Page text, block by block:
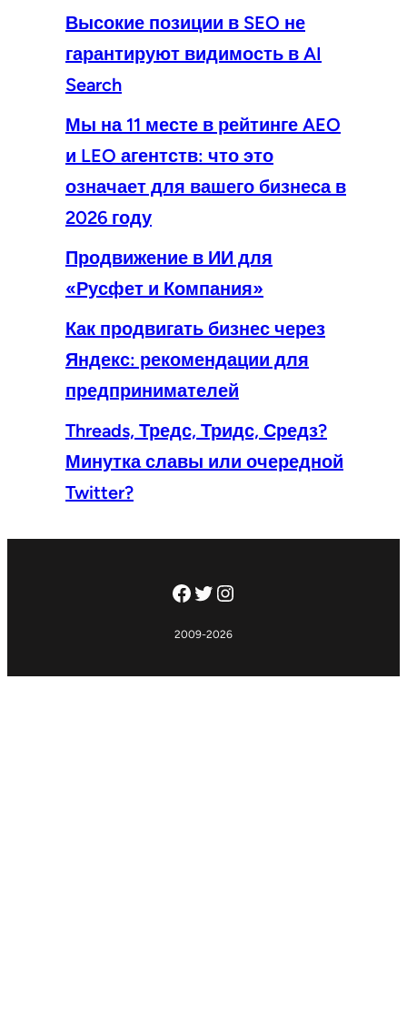
Высокие позиции в SEO не
гарантируют видимость в AI
Search
Мы на 11 месте в рейтинге AEO
и LEO агентств: что это
означает для вашего бизнеса в
2026 году
Продвижение в ИИ для
«Русфет и Компания»
Как продвигать бизнес через
Яндекс: рекомендации для
предпринимателей
Threads, Тредс, Тридс, Средз?
Минутка славы или очередной
Twitter?
Facebook
Twitter
Instagram
2009-2026